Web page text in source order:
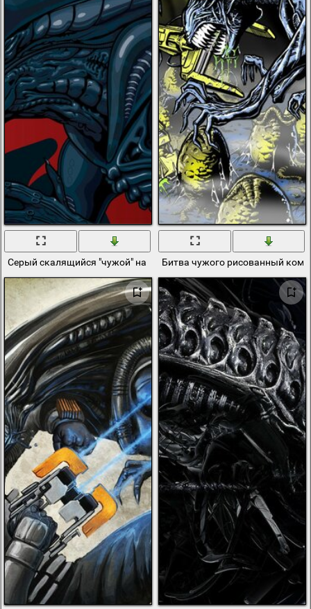
Серый скалящийся "чужой" на красном фонеБитва чужого рисованный